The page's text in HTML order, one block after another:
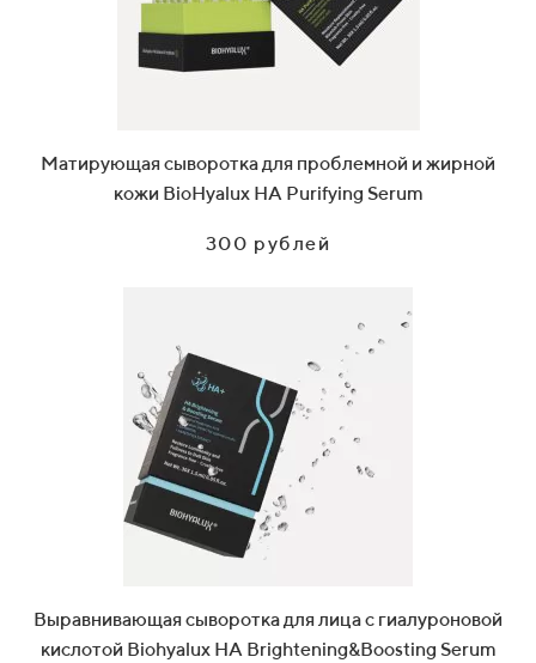
Матирующая сыворотка для проблемной и жирной
кожи BioHyalux HA Purifying Serum
300 рублей
Выравнивающая сыворотка для лица с гиалуроновой
кислотой Biohyalux HA Brightening&Boosting Serum